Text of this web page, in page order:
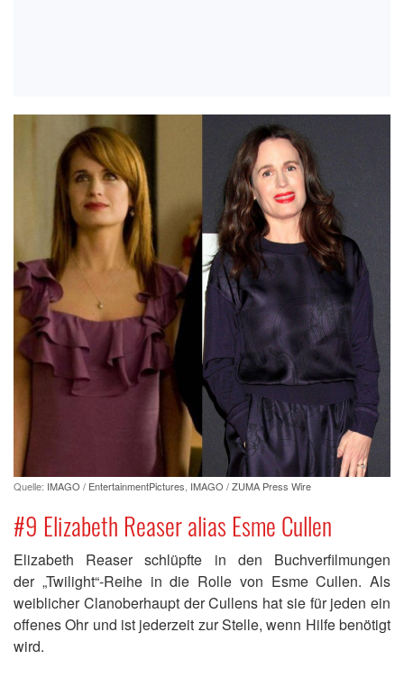
Quelle: IMAGO / EntertainmentPictures IMAGO / ZUMA Press Wire
#9 Elizabeth Reaser alias Esme Cullen
Elizabeth Reaser schlüpfte in den Buchverfilmungen
der „Twilight“-Reihe in die Rolle von Esme Cullen. Als
weiblicher Clanoberhaupt der Cullens hat sie für jeden ein
offenes Ohr und ist jederzeit zur Stelle, wenn Hilfe benötigt
wird.